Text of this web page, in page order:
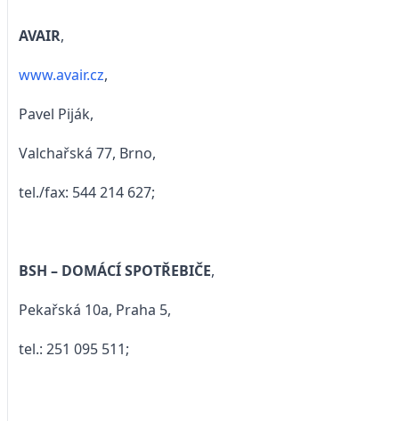
AVAIR,
www.avair.cz,
Pavel Piják,
Valchařská 77, Brno,
tel./fax: 544 214 627;
BSH – DOMÁCÍ SPOTŘEBIČE,
Pekařská 10a, Praha 5,
tel.: 251 095 511;